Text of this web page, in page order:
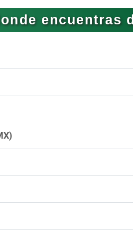
encuentras